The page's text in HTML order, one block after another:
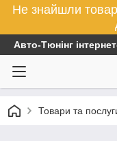
Не знайшли
Авто-Тюнінг
Товари та